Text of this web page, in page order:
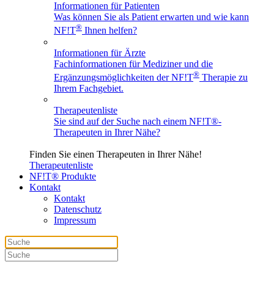
Informationen für Patienten
Was können Sie als Patient erwarten und wie kann
NF!T® Ihnen helfen?
Informationen für Ärzte
Fachinformationen für Mediziner und die
Ergänzungsmöglichkeiten der NF!T® Therapie zu
Ihrem Fachgebiet.
Therapeutenliste
Sie sind auf der Suche nach einem NF!T®-
Therapeuten in Ihrer Nähe?
Finden Sie einen Therapeuten in Ihrer Nähe!
Therapeutenliste
NF!T® Produkte
Kontakt
Kontakt
Datenschutz
Impressum